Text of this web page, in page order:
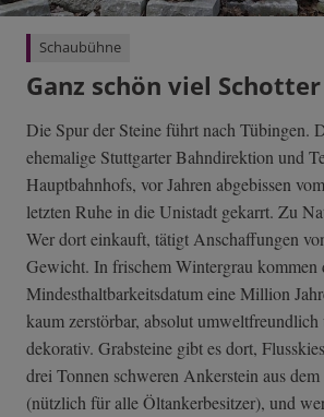
Schaubühne
Ganz schön viel Schotter
Die Spur der Steine führt nach Tübingen.
ehemalige Stuttgarter Bahndirektion und
Hauptbahnhofs, vor Jahren abgebissen
letzten Ruhe in die Unistadt gekarrt. Zu
Wer dort einkauft, tätigt Anschaffungen
Gewicht. In frischem Wintergrau kommen
Mindesthaltbarkeitsdatum eine Million
kaum zerstörbar, absolut umweltfreundlich
dekorativ. Grabsteine gibt es dort,
drei Tonnen schweren Ankerstein aus
(nützlich für alle Öltankerbesitzer), und